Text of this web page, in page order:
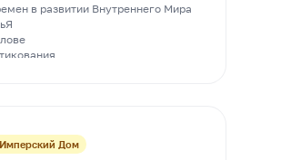
в развитии Внутреннего Мира
Дом